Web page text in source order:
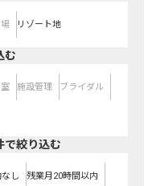
リゾート地
む
施設管理 ブライダル
で絞り込む
し 残業月20時間以内